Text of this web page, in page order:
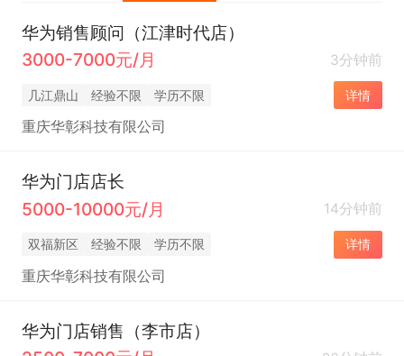
华为销售顾问（江津时代店）
3000-7000元/月
3分钟前
几江鼎山 经验不限 学历不限 详情
重庆华彰科技有限公司
华为门店店长
5000-10000元/月
14分钟前
双福新区 经验不限 学历不限 详情
重庆华彰科技有限公司
华为门店销售（李市店）